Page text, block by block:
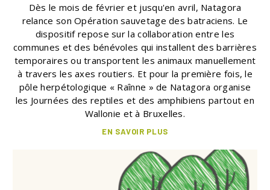
Dès le mois de février et jusqu'en avril, Natagora
relance son Opération sauvetage des batraciens. Le
dispositif repose sur la collaboration entre les
communes et des bénévoles qui installent des barrières
temporaires ou transportent les animaux manuellement
à travers les axes routiers. Et pour la première fois, le
pôle herpétologique « Raînne » de Natagora organise
les Journées des reptiles et des amphibiens partout en
Wallonie et à Bruxelles.
EN SAVOIR PLUS